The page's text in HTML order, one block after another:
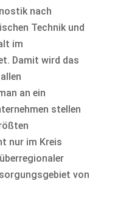
nach
Technik und
im
Damit wird das
an ein
stellen
nur im Kreis
von